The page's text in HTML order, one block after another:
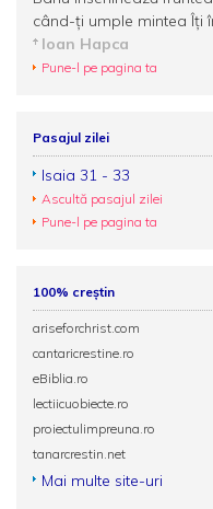
când-ți umple mintea Îți
Ioan Hapca
Pune-l pe pagina ta
Pasajul zilei
Isaia 31 - 33
Ascultă pasajul zilei
Pune-l pe pagina ta
100% creștin
ariseforchrist.com
cantaricrestine.ro
eBiblia.ro
lectiicuobiecte.ro
proiectulimpreuna.ro
tanarcrestin.net
Mai multe site-uri